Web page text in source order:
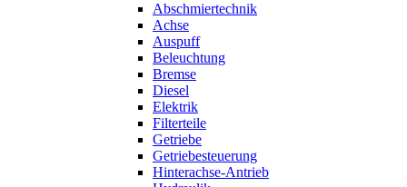
Abschmiertechnik
Achse
Auspuff
Beleuchtung
Bremse
Diesel
Elektrik
Filterteile
Getriebe
Getriebesteuerung
Hinterachse-Antrieb